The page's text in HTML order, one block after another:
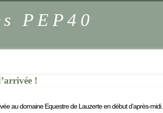
PEP40
!
au domaine Equestre de Lauzerte en début d’après-midi.